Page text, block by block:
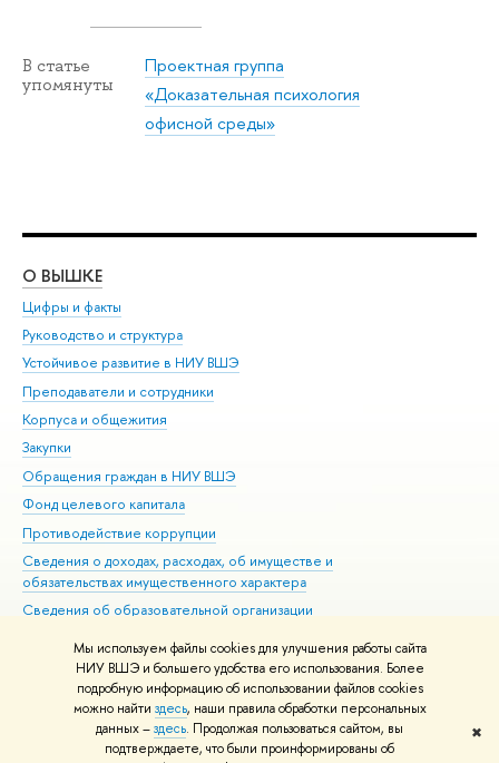
Мы используем файлы cookies для улучшения работы сайта
НИУ ВШЭ и большего удобства его использования. Более
подробную информацию об использовании файлов cookies
можно найти здесь, наши правила обработки персональных
данных –здесь. Продолжая пользоваться сайтом, вы
подтверждаете, что были проинформированы об
✖
В статье
упомянуты
Проектная группа
«Доказательная психология
офисной среды»
О ВЫШКЕ
Цифры и факты
Руководство и структура
Устойчивое развитие в НИУ ВШЭ
Преподаватели и сотрудники
Корпуса и общежития
Закупки
Обращения граждан в НИУ ВШЭ
Фонд целевого капитала
Противодействие коррупции
Сведения о доходах, расходах, об имуществе и
обязательствах имущественного характера
Сведения об образовательной организации
Людям с ограниченными возможностями здоровья
Единая платежная страница
Работа в Вышке